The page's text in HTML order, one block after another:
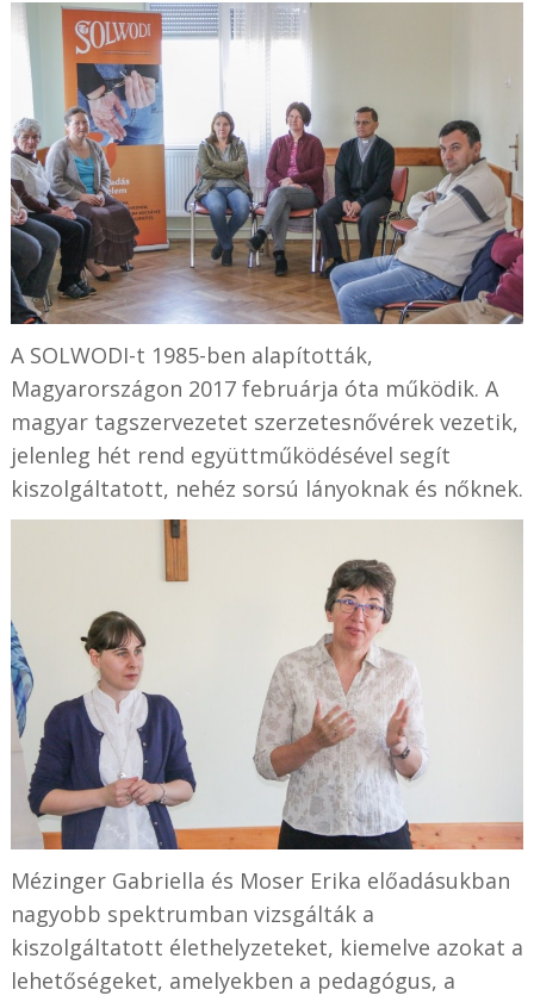
A SOLWODI-t 1985-ben alapították,
Magyarországon 2017 februárja óta működik. A
magyar tagszervezetet szerzetesnővérek vezetik,
jelenleg hét rend együttműködésével segít
kiszolgáltatott, nehéz sorsú lányoknak és nőknek.
Mézinger Gabriella és Moser Erika előadásukban
nagyobb spektrumban vizsgálták a
kiszolgáltatott élethelyzeteket, kiemelve azokat a
lehetőségeket, amelyekben a pedagógus, a